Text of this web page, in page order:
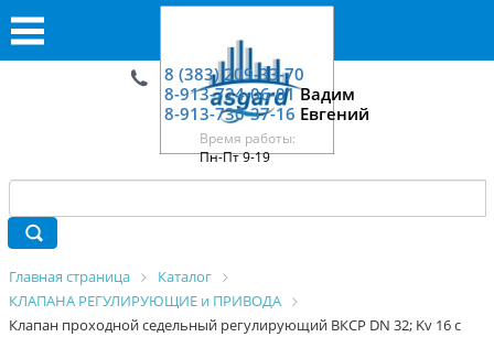
8 (383) 209-33-70
8-913-724-06-01Вадим
8-913-730-37-16 Евгений
Время работы:
Пн-Пт 9-19
Главная страница
Каталог
КЛАПАНА РЕГУЛИРУЮЩИЕ и ПРИВОДА
Клапан проходной седельный регулирующий ВКСР DN 32; Kv 16 с